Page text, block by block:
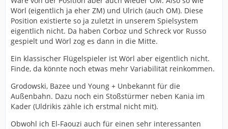
Wörl (eigentlich ja eher ZM) und Ulrich (auch OM). Diese
Position existierte so ja zuletzt in unserem Spielsystem
eigentlich nicht. Da haben Corboz und Schreck vor Russo
gespielt und Wörl zog es dann in die Mitte.
Ein klassischer Flügelspieler ist Wörl aber eigentlich nicht.
Finde, da könnte noch etwas mehr Variabilität reinkommen.
Grodowski, Bazee und Young + Unbekannt für die
Außenbahn. Dazu noch ein Stoßstürmer neben Kania im
Kader (Uldrikis zähle ich erstmal nicht mit).
Obwohl ich El-Faouzi auch für einen sehr interessanten